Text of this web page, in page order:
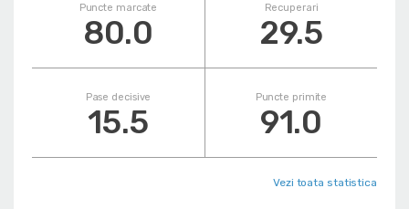
Puncte marcate
80.0
Recuperari
29.5
Pase decisive
15.5
Puncte primite
91.0
Vezi toata statistica